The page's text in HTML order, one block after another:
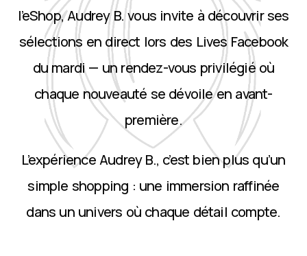
l’eShop, Audrey B. vous invite à découvrir ses
sélections en direct lors des Lives Facebook
du mardi — un rendez-vous privilégié où
chaque nouveauté se dévoile en avant-
première.
L’expérience Audrey B., c’est bien plus qu’un
simple shopping : une immersion raffinée
dans un univers où chaque détail compte.